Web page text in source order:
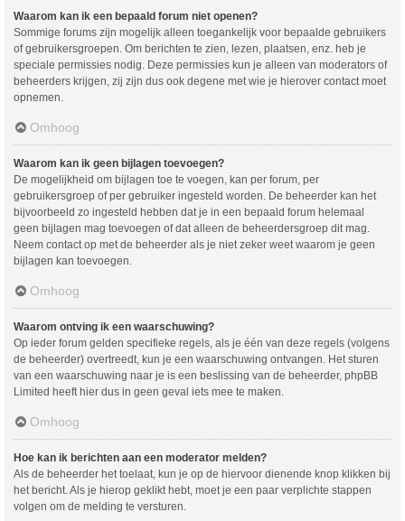
Waarom kan ik een bepaald forum niet openen?
Sommige forums zijn mogelijk alleen toegankelijk voor bepaalde gebruikers
of gebruikersgroepen. Om berichten te zien, lezen, plaatsen, enz. heb je
speciale permissies nodig. Deze permissies kun je alleen van moderators of
beheerders krijgen, zij zijn dus ook degene met wie je hierover contact moet
opnemen.
Omhoog
Waarom kan ik geen bijlagen toevoegen?
De mogelijkheid om bijlagen toe te voegen, kan per forum, per
gebruikersgroep of per gebruiker ingesteld worden. De beheerder kan het
bijvoorbeeld zo ingesteld hebben dat je in een bepaald forum helemaal
geen bijlagen mag toevoegen of dat alleen de beheerdersgroep dit mag.
Neem contact op met de beheerder als je niet zeker weet waarom je geen
bijlagen kan toevoegen.
Omhoog
Waarom ontving ik een waarschuwing?
Op ieder forum gelden specifieke regels, als je één van deze regels (volgens
de beheerder) overtreedt, kun je een waarschuwing ontvangen. Het sturen
van een waarschuwing naar je is een beslissing van de beheerder, phpBB
Limited heeft hier dus in geen geval iets mee te maken.
Omhoog
Hoe kan ik berichten aan een moderator melden?
Als de beheerder het toelaat, kun je op de hiervoor dienende knop klikken bij
het bericht. Als je hierop geklikt hebt, moet je een paar verplichte stappen
volgen om de melding te versturen.